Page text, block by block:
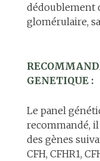
dédoublement
glomérulaire,
GENETIQUE :
Le panel
recommandé,
des gènes
CFH, CFHR1,